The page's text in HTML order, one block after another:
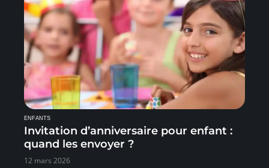
ENFANTS
Invitation d’anniversaire pour enfant :
quand les envoyer ?
12 mars 2026